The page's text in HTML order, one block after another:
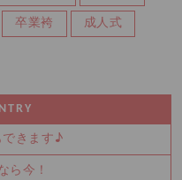
卒業袴 成人式
できます♪
ら今！